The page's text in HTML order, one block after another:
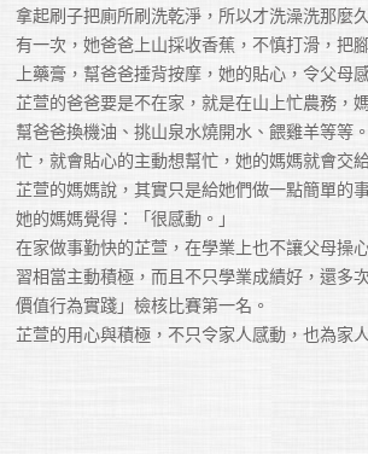
拿起刷子把廁所刷洗乾淨，所以才洗澡洗那麼久
有一次，她爸爸上山採收香蕉，不慎打滑，把
上藥膏，幫爸爸捶背按摩，她的貼心，令父母
芷萱的爸爸要是不在家，就是在山上忙農務，
幫爸爸換機油、挑山泉水燒開水、餵雞羊等等
忙，就會貼心的主動想幫忙，她的媽媽就會交
芷萱的媽媽說，其實只是給她們做一點簡單的
她的媽媽覺得：「很感動。」
在家做事勤快的芷萱，在學業上也不讓父母操
習相當主動積極，而且不只學業成績好，還多
價值行為實踐」檢核比賽第一名。